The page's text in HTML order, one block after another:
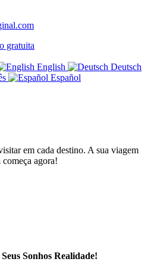
gratuita
English
Deutsch
Español
em cada destino. A sua viagem
agora!
Sonhos Realidade!